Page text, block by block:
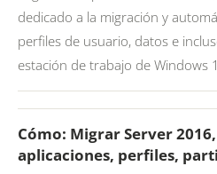
dedicado a la migración y
perfiles de usuario, datos e
estación de trabajo de Windows
Cómo: Migrar Server
aplicaciones, perfiles,